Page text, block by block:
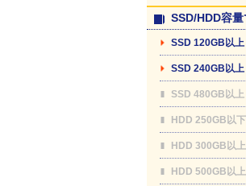
SSD/HDD容
SSD 120GB以上
SSD 240GB以上
SSD 480GB以上
HDD 250GB以下
HDD 300GB以上
HDD 500GB以上